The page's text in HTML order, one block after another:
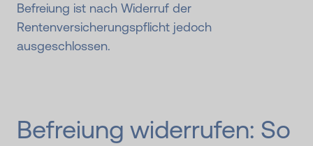
Befreiung ist nach Widerruf der
Rentenversicherungspflicht jedoch
ausgeschlossen.
Be­freiung wider­rufen: So